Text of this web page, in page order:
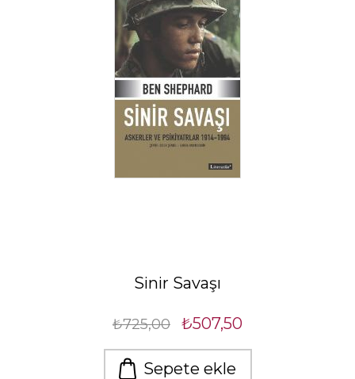
Sinir Savaşı
₺725,00 ₺507,50
Sepete ekle